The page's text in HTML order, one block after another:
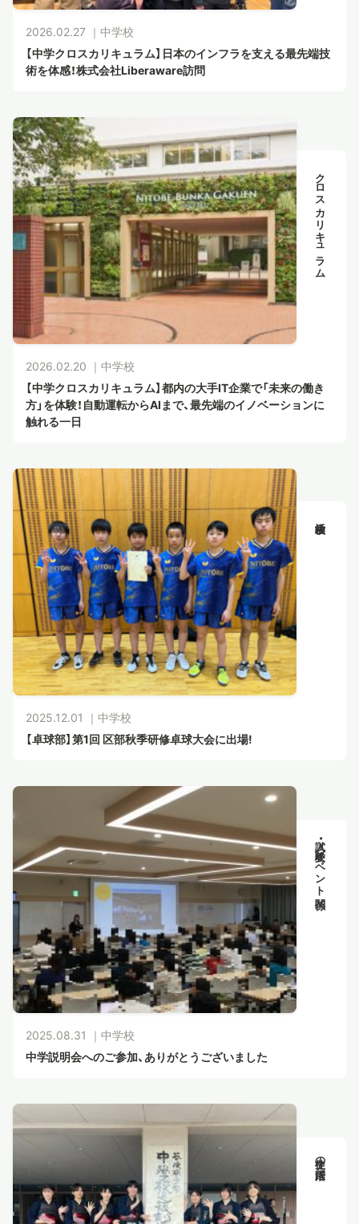
2026.02.27 ｜ 中学校
【中学クロスカリキュラム】日本のインフラを支える最先端技
術を体感！株式会社Liberaware訪問
クロスカリキュラム
2026.02.20 ｜ 中学校
【中学クロスカリキュラム】都内の大手IT企業で「未来の働き
方」を体験！自動運転からAIまで、最先端のイノベーションに
触れる一日
2025.12.01 ｜ 中学校
【卓球部】第1回 区部秋季研修卓球大会に出場!
入試・受験イベント関係
2025.08.31 ｜ 中学校
中学説明会へのご参加、ありがとうございました
生徒の活躍